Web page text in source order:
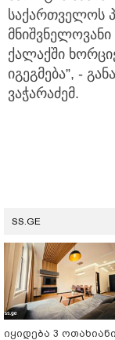
საქართველოს
ქალაქში
იგეგმება”, -
ვაჭარაძემ.
SS.GE
იყიდება 3 ოთახიანი